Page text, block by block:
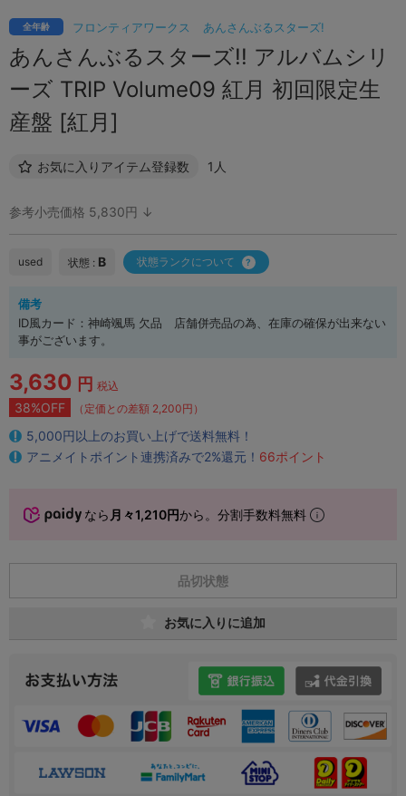
フロンティアワークス あんさんぶるスターズ!
全年齢
あんさんぶるスターズ!! アルバムシリ
ーズ TRIP Volume09 紅月 初回限定生
産盤 [紅月]
お気に入りアイテム登録数 1人
参考小売価格 5,830円 ↓
used 状態 : B 状態ランクについて
備考
ID風カード：神崎颯馬 欠品 店舗併売品の為、在庫の確保が出来ない
事がございます。
3,630 円 税込
38%OFF （定価との差額 2,200円）
5,000円以上のお買い上げで送料無料！
アニメイトポイント連携済みで2%還元！ 66ポイント
なら 月々1,210円から。分割手数料無料
品切状態
お気に入りに追加